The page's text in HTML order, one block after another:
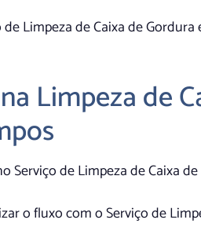
Limpeza de Caixa de Gordura
Limpeza de
de Limpeza de Caixa
o fluxo com o Serviço de